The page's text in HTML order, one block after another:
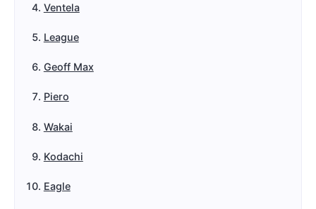
Ventela
League
Geoff Max
Piero
Wakai
Kodachi
Eagle